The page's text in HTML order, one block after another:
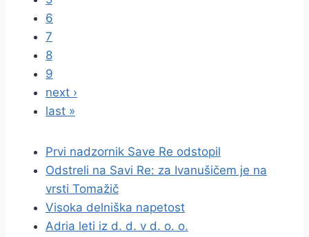
6
7
8
9
next ›
last »
Prvi nadzornik Save Re odstopil
Odstreli na Savi Re: za Ivanušičem je na
vrsti Tomažič
Visoka delniška napetost
Adria leti iz d. d. v d. o. o.